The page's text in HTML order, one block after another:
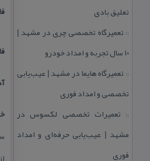
تعلیق بادی
:: تعمیرگاه تخصصی چری در مشهد |
۱۰ سال تجربه و امداد خودرو
:: تعمیرگاه هایما در مشهد | عیب‌یابی
تخصصی و امداد فوری
:: تعمیرات تخصصی لكسوس در
مشهد | عیب‌یابی حرفه‌ای و امداد
فوری